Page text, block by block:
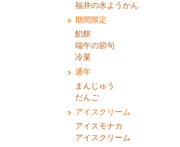
福井の水ようかん
期間限定
餡餅
端午の節句
冷菓
通年
まんじゅう
だんご
アイスクリーム
アイスモナカ
アイスクリーム